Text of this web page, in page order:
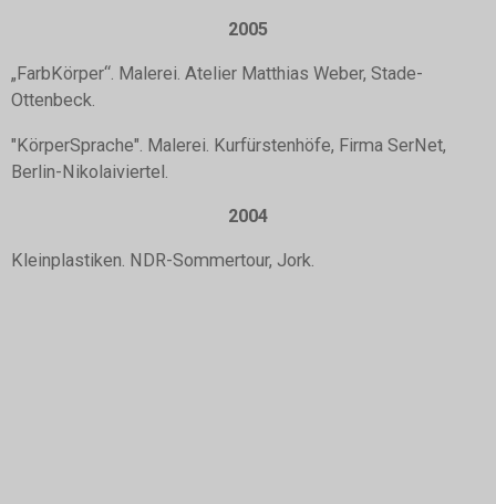
2005
„FarbKörper“. Malerei. Atelier Matthias Weber, Stade-
Ottenbeck.
"KörperSprache". Malerei. Kurfürstenhöfe, Firma SerNet,
Berlin-Nikolaiviertel.
2004
Kleinplastiken. NDR-Sommertour, Jork.